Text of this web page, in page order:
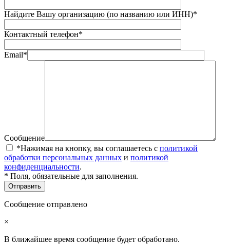
Найдите Вашу организацию (по названию или ИНН)*
Контактный телефон*
Email*
Сообщение
*Нажимая на кнопку, вы соглашаетесь с политикой
обработки персональных данных и политикой
конфиденциальности.
* Поля, обязательные для заполнения.
Сообщение отправлено
×
В ближайшее время сообщение будет обработано.